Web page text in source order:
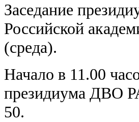
Заседание
Российской
(среда).
Начало в 11.00
президиума ДВО
50.